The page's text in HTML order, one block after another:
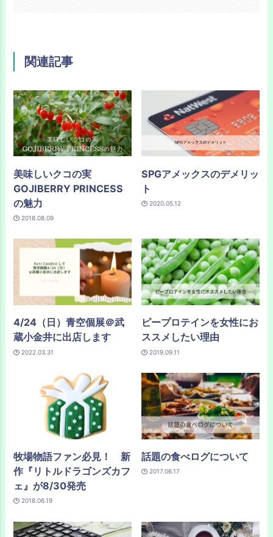
関連記事
美味しいクコの実
GOJIBERRY PRINCESS
の魅力
2018.08.09
SPGアメックスのデメリッ
ト
2020.05.12
4/24（日）青空個展＠武
蔵小金井に出店します
2022.03.31
ピープロテインを女性にお
ススメしたい理由
2019.09.11
牧場物語ファン必見！ 新
作『リトルドラゴンズカフ
ェ』が8/30発売
2018.06.19
話題の食べログについて
2017.06.17